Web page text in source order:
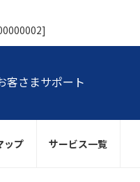
客さまサポート
ップ サービス一覧